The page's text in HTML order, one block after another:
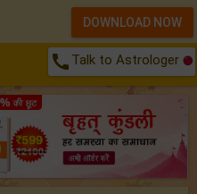
call Talk to Astrologer
DOWNLOAD NOW